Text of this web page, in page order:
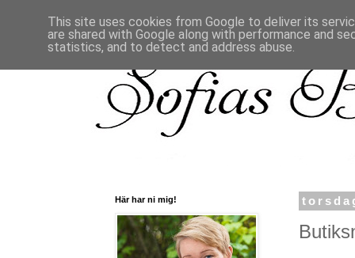
Här har ni mig!
This site uses cookies from Google to deliver its
are shared with Google along with performance and
statistics, and to detect and address abuse.